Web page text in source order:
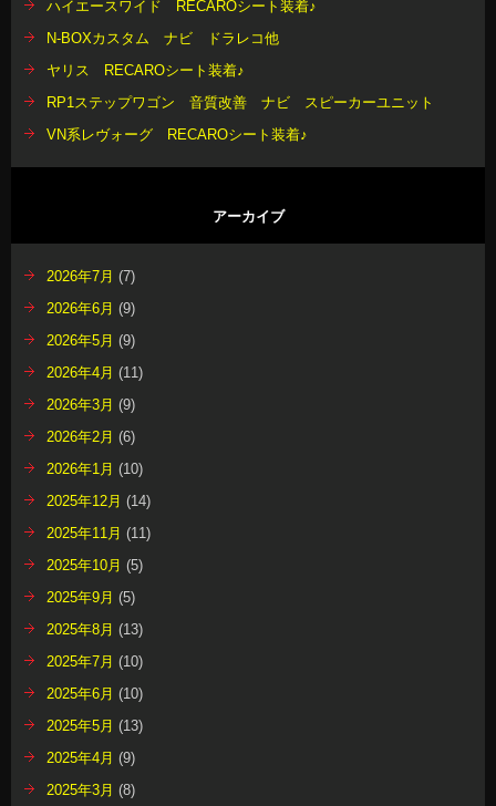
ハイエースワイド RECAROシート装着♪
N-BOXカスタム ナビ ドラレコ他
ヤリス RECAROシート装着♪
RP1ステップワゴン 音質改善 ナビ スピーカーユニット
VN系レヴォーグ RECAROシート装着♪
アーカイブ
2026年7月 (7)
2026年6月 (9)
2026年5月 (9)
2026年4月 (11)
2026年3月 (9)
2026年2月 (6)
2026年1月 (10)
2025年12月 (14)
2025年11月 (11)
2025年10月 (5)
2025年9月 (5)
2025年8月 (13)
2025年7月 (10)
2025年6月 (10)
2025年5月 (13)
2025年4月 (9)
2025年3月 (8)